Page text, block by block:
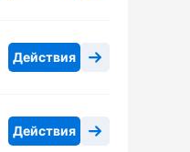
Действия
Действия